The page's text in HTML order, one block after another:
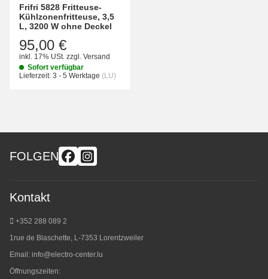
Frifri 5828 Fritteuse-
Kühlzonenfritteuse, 3,5
L, 3200 W ohne Deckel
95,00 €
inkl. 17% USt. zzgl. Versand
Sofort verfügbar
Lieferzeit: 3 - 5 Werktage (LU)
FOLGEN
Kontakt
+352 288 089 2
1rue de Blaschette, L-7353 Lorentzweiler
Email: info@electro-center.lu
Öffnungszeiten: